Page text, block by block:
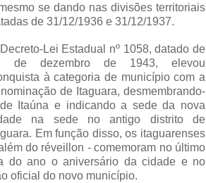
se dando nas divisões territoriais
de 31/12/1936 e 31/12/1937.
Lei Estadual nº 1058, datado de
de dezembro de 1943, elevou
à categoria de município com a
de Itaguara, desmembrando-
Itaúna e indicando a sede da nova
na sede no antigo distrito de
Em função disso, os itaguarenses
do réveillon - comemoram no último
do ano o aniversário da cidade e no
oficial do novo município.